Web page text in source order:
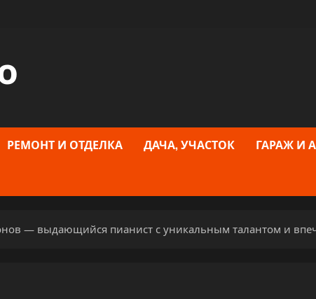
РЕМОНТ И ОТДЕЛКА ДАЧА, УЧАСТОК ГАРАЖ И
— выдающийся пианист с уникальным талантом и